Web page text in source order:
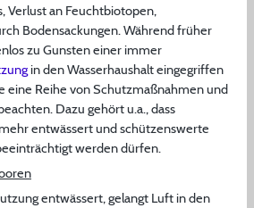
Verlust an Feuchtbiotopen,
Bodensackungen. Während früher
zu Gunsten einer immer
in den Wasserhaushalt eingegriffen
eine Reihe von Schutzmaßnahmen und
Dazu gehört u.a., dass
entwässert und schützenswerte
werden dürfen.
entwässert, gelangt Luft in den